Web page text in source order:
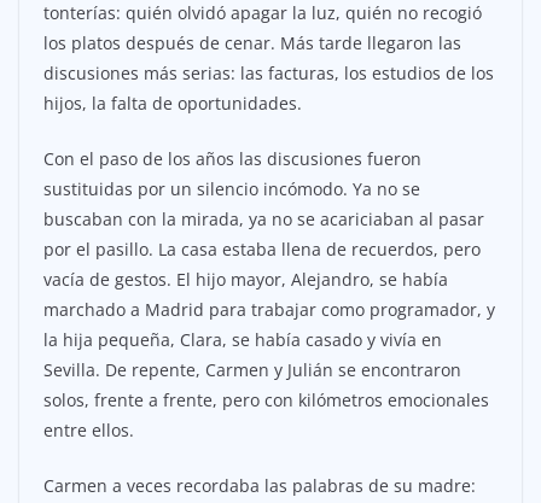
tonterías: quién olvidó apagar la luz, quién no recogió
los platos después de cenar. Más tarde llegaron las
discusiones más serias: las facturas, los estudios de los
hijos, la falta de oportunidades.
Con el paso de los años las discusiones fueron
sustituidas por un silencio incómodo. Ya no se
buscaban con la mirada, ya no se acariciaban al pasar
por el pasillo. La casa estaba llena de recuerdos, pero
vacía de gestos. El hijo mayor, Alejandro, se había
marchado a Madrid para trabajar como programador, y
la hija pequeña, Clara, se había casado y vivía en
Sevilla. De repente, Carmen y Julián se encontraron
solos, frente a frente, pero con kilómetros emocionales
entre ellos.
Carmen a veces recordaba las palabras de su madre: